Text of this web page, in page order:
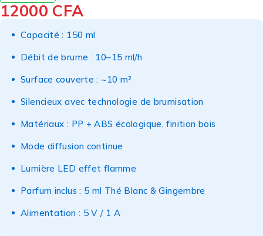
12000 CFA
Capacité : 150 ml
Débit de brume : 10–15 ml/h
Surface couverte : ~10 m²
Silencieux avec technologie de brumisation
Matériaux : PP + ABS écologique, finition bois
Mode diffusion continue
Lumière LED effet flamme
Parfum inclus : 5 ml Thé Blanc & Gingembre
Alimentation : 5 V / 1 A